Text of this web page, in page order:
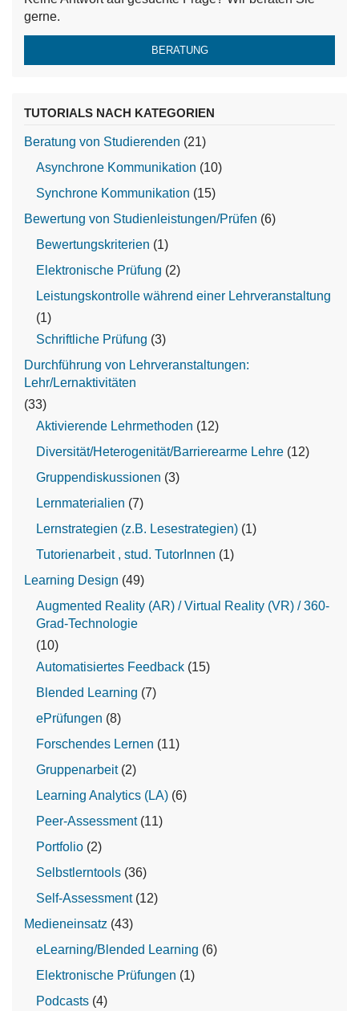
gerne.
BERATUNG
TUTORIALS NACH KATEGORIEN
Beratung von Studierenden (21)
Asynchrone Kommunikation (10)
Synchrone Kommunikation (15)
Bewertung von Studienleistungen/Prüfen (6)
Bewertungskriterien (1)
Elektronische Prüfung (2)
Leistungskontrolle während einer Lehrveranstaltung
(1)
Schriftliche Prüfung (3)
Durchführung von Lehrveranstaltungen:
Lehr/Lernaktivitäten
(33)
Aktivierende Lehrmethoden (12)
Diversität/Heterogenität/Barrierearme Lehre (12)
Gruppendiskussionen (3)
Lernmaterialien (7)
Lernstrategien (z.B. Lesestrategien) (1)
Tutorienarbeit , stud. TutorInnen (1)
Learning Design (49)
Augmented Reality (AR) / Virtual Reality (VR) / 360-
Grad-Technologie
(10)
Automatisiertes Feedback (15)
Blended Learning (7)
ePrüfungen (8)
Forschendes Lernen (11)
Gruppenarbeit(2)
Learning Analytics (LA) (6)
Peer-Assessment(11)
Portfolio (2)
Selbstlerntools (36)
Self-Assessment(12)
Medieneinsatz (43)
eLearning/Blended Learning (6)
Elektronische Prüfungen (1)
Podcasts (4)